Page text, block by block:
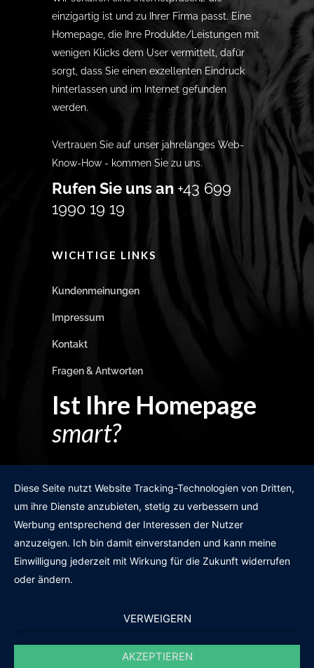
einzigartig ist und zu Ihrer Firma passt. Eine
Homepage, die Ihre Produkte/Leistungen mit
wenigen Klicks dem User vermittelt, dafür
sorgt, dass Sie einen exzellenten Eindruck
hinterlassen und im Internet gefunden
werden.
Vertrauen Sie auf unser jahrelanges Web-
Know-How - kommen Sie zu uns.
Rufen Sie uns an +43 699
1990 19 19
WICHTIGE LINKS
Kundenmeinungen
Impressum
Kontakt
Fragen & Antworten
Ist Ihre Homepage
smart?
GRATIS WEBSITE-CHECK
des19n.at|iwant@des19n.at
Diese Seite nutzt Website Tracking-Technologien von Dritten,
um ihre Dienste anzubieten, stetig zu verbessern und
Werbung entsprechend der Interessen der Nutzer
anzuzeigen. Ich bin damit einverstanden und kann meine
Einwilligung jederzeit mit Wirkung für die Zukunft widerrufen
oder ändern.
VERWEIGERN
AKZEPTIEREN